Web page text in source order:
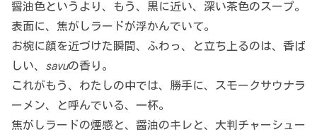
醤油色というより、もう、黒に近い、深い茶色のスープ。
表面に、焦がしラードが浮かんでいて。
お椀に顔を近づけた瞬間、ふわっ、と立ち上るのは、香ば
しい、 savuの香り。
これがもう、わたしの中では、勝手に、スモークサウナラ
ーメン、と呼んでいる、一杯。
焦がしラードの煙感と、醤油のキレと、大判チャーシュー